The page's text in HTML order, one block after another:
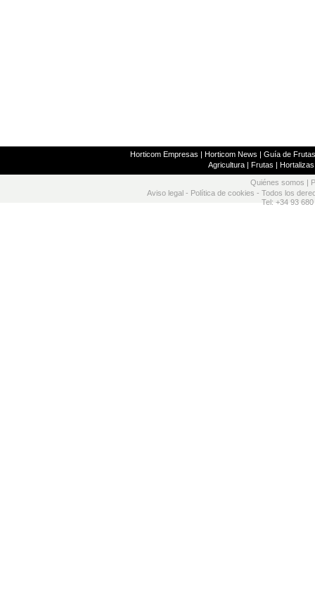
Horticom Empresas | Horticom News | Guía de
Agricultura| Frutas | Hortalizas
Quiénes somos
Aviso legal - Política de cookies - Todos los
Tel: +34 93